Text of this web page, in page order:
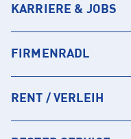
KARRIERE & JOBS
FIRMENRADL
RENT / VERLEIH